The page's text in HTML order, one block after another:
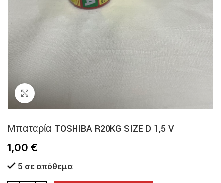
Μπαταρία TOSHIBA R20KG SIZE D 1,5 V
1,00 €
5 σε απόθεμα